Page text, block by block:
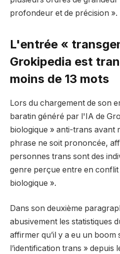
profondeur et de précision ».
L'entrée «
Grokipedia est
moins de 13 mots
Lors du chargement de son
baratin généré par l'IA de
biologique » anti-trans avant
phrase ne soit prononcée,
personnes trans sont des
genre perçue entre en conflit
biologique ».
Dans son deuxième
abusivement les statistiques
affirmer qu’il y a eu un boom
l’identification trans » depuis